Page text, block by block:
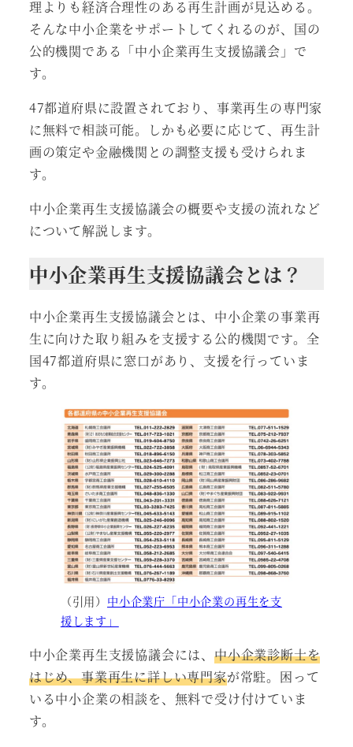
理よりも経済合理性のある再生計画が見込める。
そんな中小企業をサポートしてくれるのが、国の
公的機関である「中小企業再生支援協議会」で
す。
47都道府県に設置されており、事業再生の専門家
に無料で相談可能。しかも必要に応じて、再生計
画の策定や金融機関との調整支援も受けられま
す。
中小企業再生支援協議会の概要や支援の流れなど
について解説します。
中小企業再生支援協議会とは？
中小企業再生支援協議会とは、中小企業の事業再
生に向けた取り組みを支援する公的機関です。全
国47都道府県に窓口があり、支援を行っていま
す。
（引用） 中小企業庁「中小企業の再生を支
援します」
中小企業再生支援協議会には、 中小企業診断士を
はじめ、事業再生に詳しい専門家が常駐。困って
いる中小企業の相談を、無料で受け付けていま
す。